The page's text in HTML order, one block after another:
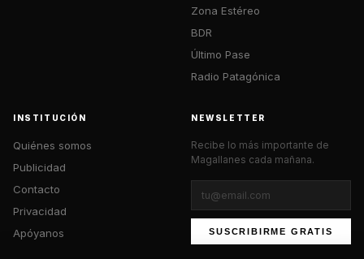
Zona Estéreo
BDR
Último Pase
Radio Patagónica
INSTITUCIÓN
Quiénes somos
Publicidad
Contacto
Privacidad
Apóyanos
NEWSLETTER
Recibe lo más importante de
Magallanes cada mañana.
SUSCRIBIRME GRATIS